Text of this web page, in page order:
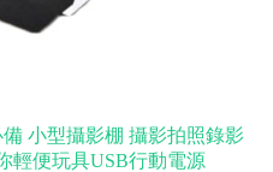
小型攝影棚 攝影拍照錄影
輕便玩具USB行動電源